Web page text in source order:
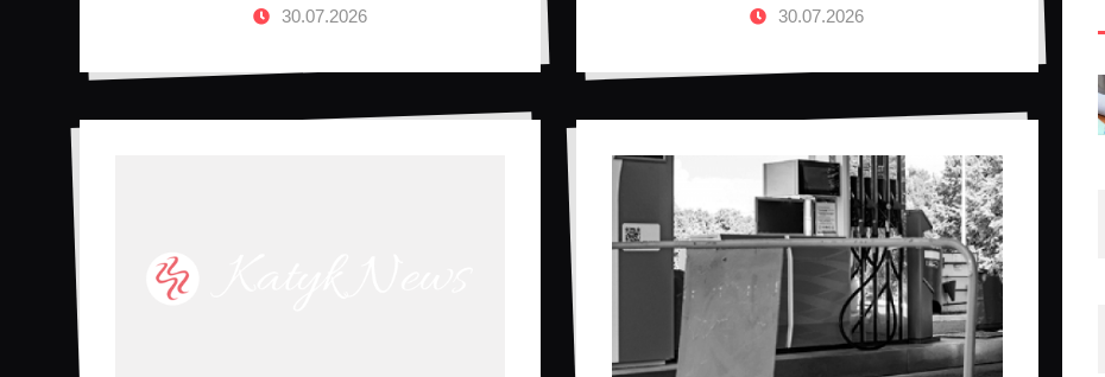
30.07.2026 30.07.2026